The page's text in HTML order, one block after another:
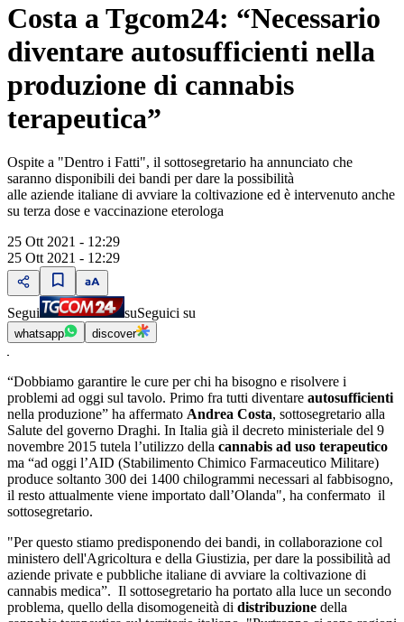
Costa a Tgcom24: “Necessario
diventare autosufficienti nella
produzione di cannabis
terapeutica”
Ospite a "Dentro i Fatti", il sottosegretario ha annunciato che
saranno disponibili dei bandi per dare la possibilità
alle aziende italiane di avviare la coltivazione ed è intervenuto anche
su terza dose e vaccinazione eterologa
25 Ott 2021 - 12:29
25 Ott 2021 - 12:29
Segui suSeguici su
whatsapp discover
“Dobbiamo garantire le cure per chi ha bisogno e risolvere i
problemi ad oggi sul tavolo. Primo fra tutti diventare autosufficienti
nella produzione” ha affermato Andrea Costa, sottosegretario alla
Salute del governo Draghi. In Italia già il decreto ministeriale del 9
novembre 2015 tutela l’utilizzo della cannabis ad uso terapeutico
ma “ad oggi l’AID (Stabilimento Chimico Farmaceutico Militare)
produce soltanto 300 dei 1400 chilogrammi necessari al fabbisogno,
il resto attualmente viene importato dall’Olanda", ha confermato il
sottosegretario.
"Per questo stiamo predisponendo dei bandi, in collaborazione col
ministero dell'Agricoltura e della Giustizia, per dare la possibilità ad
aziende private e pubbliche italiane di avviare la coltivazione di
cannabis medica”. Il sottosegretario ha portato alla luce un secondo
problema, quello della disomogeneità di distribuzione della